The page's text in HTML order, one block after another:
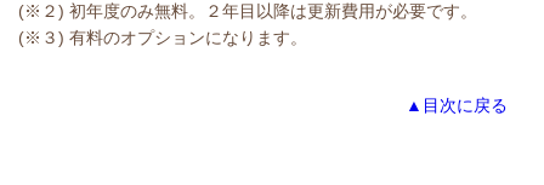
(※２) 初年度のみ無料。２年目以降は更新費用が必要です。
(※３) 有料のオプションになります。
▲目次に戻る